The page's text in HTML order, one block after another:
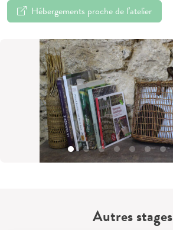
Hébergements proche de l’atelier
Autres stages